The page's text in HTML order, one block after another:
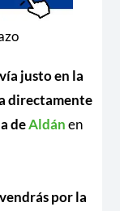
justo en la
directamente
deAldánen
por la